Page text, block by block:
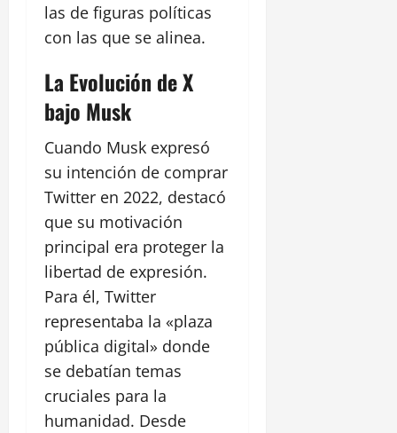
las de figuras políticas
con las que se alinea.
La Evolución de X
bajo Musk
Cuando Musk expresó
su intención de comprar
Twitter en 2022, destacó
que su motivación
principal era proteger la
libertad de expresión.
Para él, Twitter
representaba la «plaza
pública digital» donde
se debatían temas
cruciales para la
humanidad. Desde